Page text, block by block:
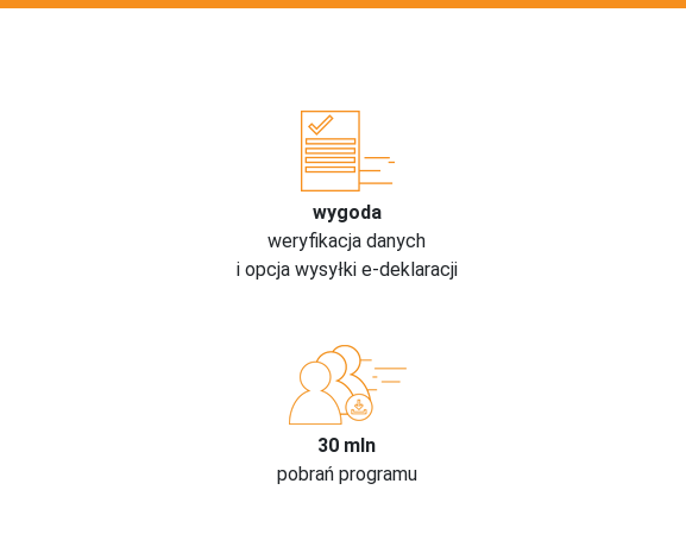
wygoda
weryfikacja danych
i opcja wysyłki e-deklaracji
30 mln
pobrań programu